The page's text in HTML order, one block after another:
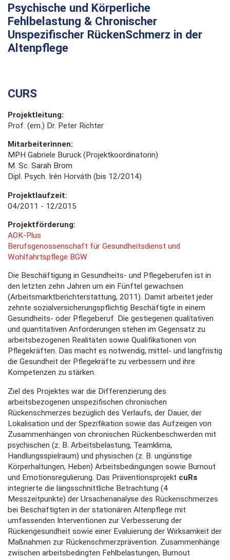
Psychische und Körperliche
Fehlbelastung & Chronischer
Unspezifischer RückenSchmerz in der
Altenpflege
CURS
Projektleitung:
Prof. (em.) Dr. Peter Richter
Mitarbeiterinnen:
MPH Gabriele Buruck (Projektkoordinatorin)
M. Sc. Sarah Brom
Dipl. Psych. Irén Horváth (bis 12/2014)
Projektlaufzeit:
04/2011 - 12/2015
Projektförderung:
AOK-Plus
Berufsgenossenschaft für Gesundheitsdienst und
Wohlfahrtspflege BGW
Die Beschäftigung in Gesundheits- und Pflegeberufen ist in
den letzten zehn Jahren um ein Fünftel gewachsen
(Arbeitsmarktberichterstattung, 2011). Damit arbeitet jeder
zehnte sozialversicherungspflichtig Beschäftigte in einem
Gesundheits- oder Pflegeberuf. Die gestiegenen qualitativen
und quantitativen Anforderungen stehen im Gegensatz zu
arbeitsbezogenen Realitäten sowie Qualifikationen von
Pflegekräften. Das macht es notwendig, mittel- und langfristig
die Gesundheit der Pflegekräfte zu verbessern und ihre
Kompetenzen zu stärken.
Ziel des Projektes war die Differenzierung des
arbeitsbezogenen unspezifischen chronischen
Rückenschmerzes bezüglich des Verlaufs, der Dauer, der
Lokalisation und der Spezifikation sowie das Aufzeigen von
Zusammenhängen von chronischen Rückenbeschwerden mit
psychischen (z. B. Arbeitsbelastung, Teamklima,
Handlungsspielraum) und physischen (z. B. ungünstige
Körperhaltungen, Heben) Arbeitsbedingungen sowie Burnout
und Emotionsregulierung. Das Präventionsprojekt cuRs
integrierte die längsschnittliche Betrachtung (4
Messzeitpunkte) der Ursachenanalyse des Rückenschmerzes
bei Beschäftigten in der stationären Altenpflege mit
umfassenden Interventionen zur Verbesserung der
Rückengesundheit sowie einer Evaluierung der Wirksamkeit der
Maßnahmen zur Rückenschmerzprävention. Zusammenhänge
zwischen arbeitsbedingten Fehlbelastungen, Burnout